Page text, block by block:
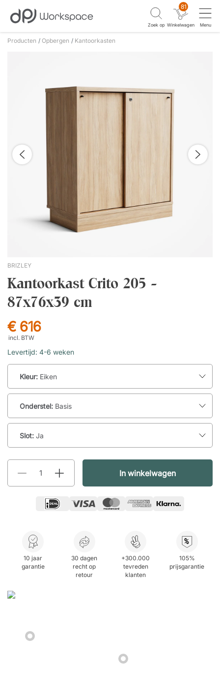
Zoek op
81
Winkelwagen Menu
Producten Opbergen Kantoorkasten
BRIZLEY
Kantoorkast Crito 205 -
87x76x39 cm
€ 616
incl. BTW
Levertijd: 4-6 weken
Kleur: Eiken
Onderstel: Basis
Slot: Ja
In winkelwagen
10 jaar
garantie
30 dagen
recht op
retour
+300.000
tevreden
klanten
%
105%
prijsgarantie